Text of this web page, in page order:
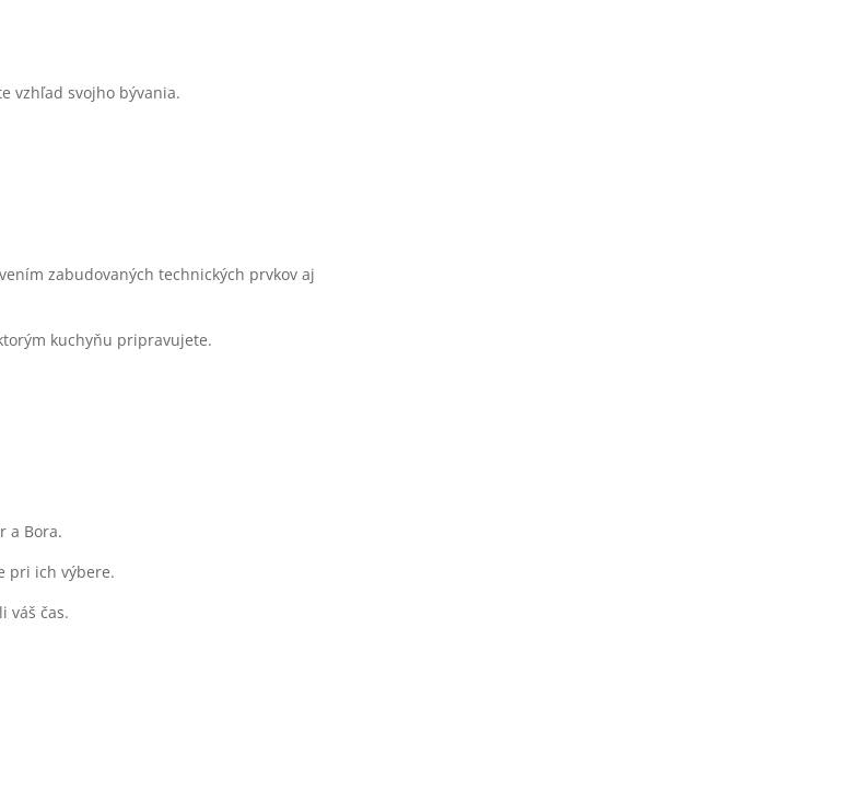
vzhľad svojho bývania.
zabudovaných technických prvkov aj
kuchyňu pripravujete.
a Bora.
pri ich výbere.
váš čas.